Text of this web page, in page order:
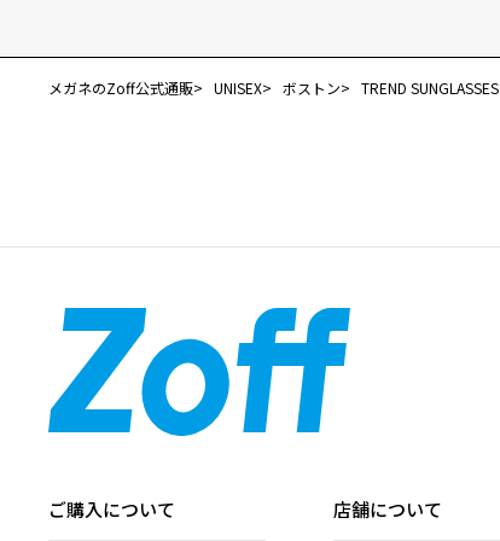
メガネのZoff公式通販 UNISEX ボストン TREND SUNGLASSES
ご購入について 店舗について